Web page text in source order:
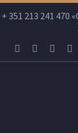
+ 351 213 241 470